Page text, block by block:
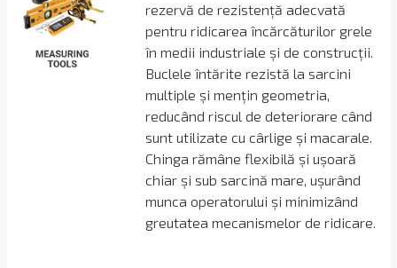
rezervă de rezistență adecvată
pentru ridicarea încărcăturilor grele
în medii industriale și de construcții.
Buclele întărite rezistă la sarcini
multiple și mențin geometria,
reducând riscul de deteriorare când
sunt utilizate cu cârlige și macarale.
Chinga rămâne flexibilă și ușoară
chiar și sub sarcină mare, ușurând
munca operatorului și minimizând
greutatea mecanismelor de ridicare.